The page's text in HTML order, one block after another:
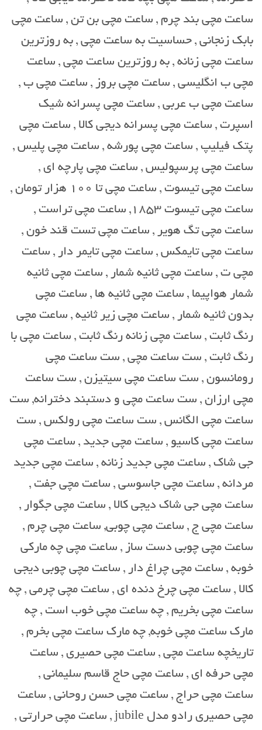
ساعت مچی بند چرم , ساعت مچی بن تن , ساعت مچی
بابک زنجانی , حساسیت به ساعت مچی , به روزترین
ساعت مچی زنانه , به روزترین ساعت مچی , ساعت
مچی ب انگلیسی , ساعت مچی بروز , ساعت مچی ب ,
ساعت مچی ب عربی , ساعت مچی پسرانه شیک
اسپرت , ساعت مچی پسرانه دیجی کالا , ساعت مچی
پتک فیلیپ , ساعت مچی پورشه , ساعت مچی پلیس ,
ساعت مچی پرسپولیس , ساعت مچی پارچه ای ,
ساعت مچی تیسوت , ساعت مچی تا 100 هزار تومان ,
ساعت مچی تیسوت 1853, ساعت مچی تراست ,
ساعت مچی تگ هویر , ساعت مچی تست قند خون ,
ساعت مچی تایمکس , ساعت مچی تایمر دار , ساعت
مچی ت , ساعت مچی ثانیه شمار , ساعت مچی ثانیه
شمار هواپیما , ساعت مچی ثانیه ها , ساعت مچی
بدون ثانیه شمار , ساعت مچی زیر ثانیه , ساعت مچی
رنگ ثابت , ساعت مچی زنانه رنگ ثابت , ساعت مچی با
رنگ ثابت , ست ساعت مچی , ست ساعت مچی
رومانسون , ست ساعت مچی سیتیزن , ست ساعت
مچی ارزان , ست ساعت مچی و دستبند دخترانه, ست
ساعت مچی الگانس , ست ساعت مچی رولکس , ست
ساعت مچی کاسیو , ساعت مچی جدید , ساعت مچی
جی شاک , ساعت مچی جدید زنانه , ساعت مچی جدید
مردانه , ساعت مچی جاسوسی , ساعت مچی جفت ,
ساعت مچی جی شاک دیجی کالا , ساعت مچی جگوار ,
ساعت مچی ج , ساعت مچی چوبی, ساعت مچی چرم ,
ساعت مچی چوبی دست ساز , ساعت مچی چه مارکی
خوبه , ساعت مچی چراغ دار , ساعت مچی چوبی دیجی
کالا , ساعت مچی چرخ دنده ای , ساعت مچی چرمی , چه
ساعت مچی بخریم , چه ساعت مچی خوب است , چه
مارک ساعت مچی خوبه, چه مارک ساعت مچی بخرم ,
تاریخچه ساعت مچی , ساعت مچی حصیری , ساعت
مچی حرفه ای , ساعت مچی حاج قاسم سلیمانی ,
ساعت مچی حراج , ساعت مچی حسن روحانی , ساعت
مچی حصیری رادو مدل jubile , ساعت مچی حرارتی ,